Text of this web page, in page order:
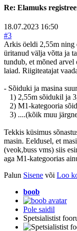
Re: Elamuks
18.07.2023 16:50
#3
Arkis öeldi 2,55m ning
üritanud välja võtta ja
tundub, et mõned
laiad. Riigiteatajat
- Sõiduki ja masina
1) 2,55m sõidukil ja
2) M1-kategooria
3) ....(kõik muu
Tekkis küsimus
masin. Eeldusel, et
(veok,buss vms) siis
aga M1-kategoorias
Palun Sisene või Loo
boob
Pole saidil
Spetsialistist